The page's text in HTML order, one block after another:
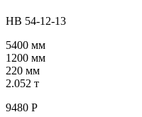
НВ 54-12-13
5400 мм
1200 мм
220 мм
2.052 т
9480 Р